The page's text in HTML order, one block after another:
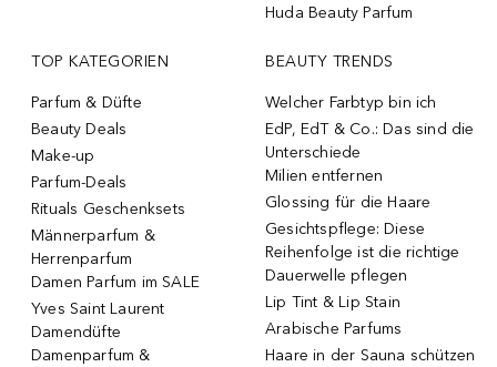
Huda Beauty Parfum
TOP KATEGORIEN
Parfum & Düfte
Beauty Deals
Make-up
Parfum-Deals
Rituals Geschenksets
Männerparfum &
Herrenparfum
Damen Parfum im SALE
Yves Saint Laurent
Damendüfte
Damenparfum &
BEAUTY TRENDS
Welcher Farbtyp bin ich
EdP, EdT & Co.: Das sind die
Unterschiede
Milien entfernen
Glossing für die Haare
Gesichtspflege: Diese
Reihenfolge ist die richtige
Dauerwelle pflegen
Lip Tint & Lip Stain
Arabische Parfums
Haare in der Sauna schützen